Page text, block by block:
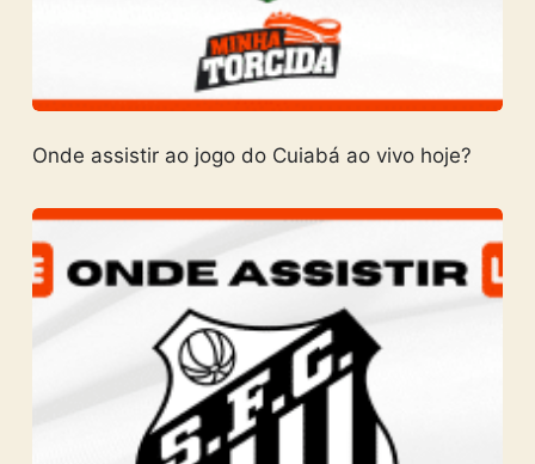
Onde assistir ao jogo do Cuiabá ao vivo hoje?